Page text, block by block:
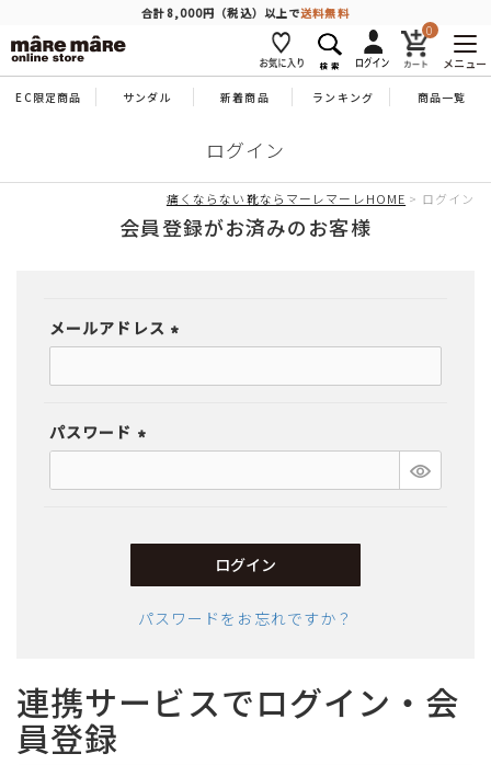
合計8,000円（税込）以上で送料無料
0
メニュー
EC限定商品 サンダル 新着商品 ランキング 商品一覧
ログイン
痛くならない靴ならマーレマーレHOME ログイン
会員登録がお済みのお客様
メールアドレス
須)
パスワード
須)
ログイン
パスワードをお忘れですか？
連携サービスでログイン・会
員登録
商品を探す
特徴
サイズ